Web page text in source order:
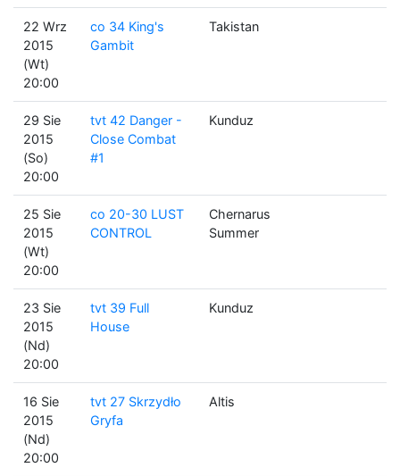
22 Wrz
2015
(Wt)
20:00
co 34 King's
Gambit
Takistan
29 Sie
2015
(So)
20:00
tvt 42 Danger -
Close Combat
#1
Kunduz
25 Sie
2015
(Wt)
20:00
co 20-30 LUST
CONTROL
Chernarus
Summer
23 Sie
2015
(Nd)
20:00
tvt 39 Full
House
Kunduz
16 Sie
2015
(Nd)
20:00
tvt 27 Skrzydło
Gryfa
Altis